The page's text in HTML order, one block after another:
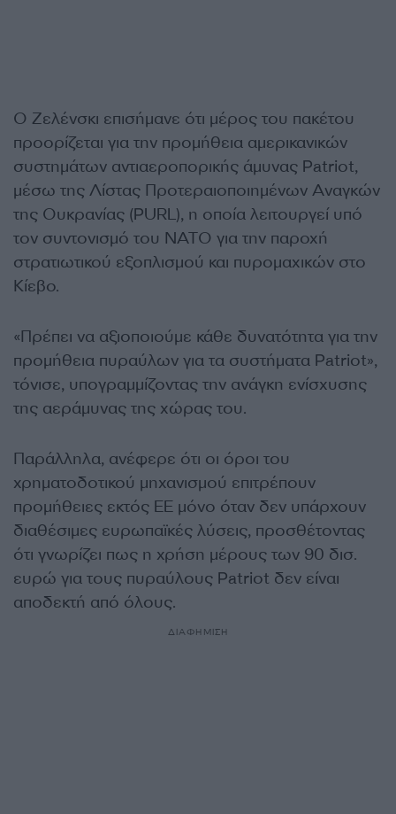
Ο Ζελένσκι επισήμανε ότι μέρος του πακέτου
προορίζεται για την προμήθεια αμερικανικών
συστημάτων αντιαεροπορικής άμυνας Patriot,
μέσω της Λίστας Προτεραιοποιημένων Αναγκών
της Ουκρανίας (PURL), η οποία λειτουργεί υπό
τον συντονισμό του NATO για την παροχή
στρατιωτικού εξοπλισμού και πυρομαχικών στο
Κίεβο.
«Πρέπει να αξιοποιούμε κάθε δυνατότητα για την
προμήθεια πυραύλων για τα συστήματα Patriot»,
τόνισε, υπογραμμίζοντας την ανάγκη ενίσχυσης
της αεράμυνας της χώρας του.
Παράλληλα, ανέφερε ότι οι όροι του
χρηματοδοτικού μηχανισμού επιτρέπουν
προμήθειες εκτός ΕΕ μόνο όταν δεν υπάρχουν
διαθέσιμες ευρωπαϊκές λύσεις, προσθέτοντας
ότι γνωρίζει πως η χρήση μέρους των 90 δισ.
ευρώ για τους πυραύλους Patriot δεν είναι
αποδεκτή από όλους.
ΔΙΑΦΗΜΙΣΗ